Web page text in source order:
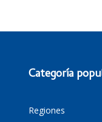
Categoría
Regiones